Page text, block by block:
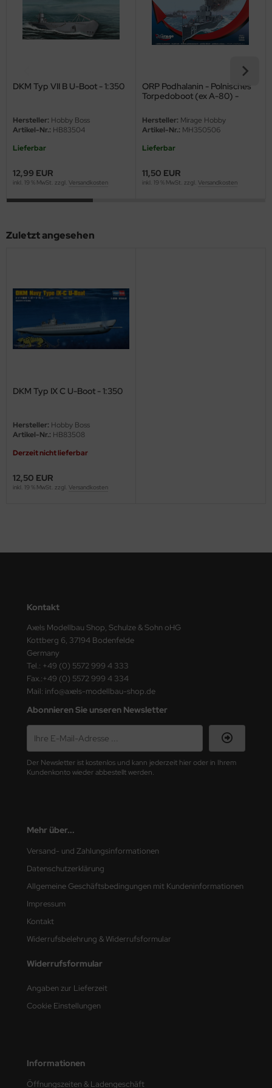
DKM Typ VII B U-Boot - 1:350
Hersteller: Hobby Boss
Artikel-Nr.: HB83504
Lieferbar
12,99 EUR
inkl. 19 % MwSt. zzgl. Versandkosten
ORP Podhalanin - Polnisches
Torpedoboot (ex A-80) -
Hersteller: Mirage Hobby
Artikel-Nr.: MH350506
Lieferbar
11,50 EUR
inkl. 19 % MwSt. zzgl. Versandkosten
Zuletzt angesehen
DKM Typ IX C U-Boot - 1:350
Hersteller: Hobby Boss
Artikel-Nr.: HB83508
Derzeit nicht lieferbar
12,50 EUR
inkl. 19 % MwSt. zzgl. Versandkosten
Kontakt
Axels Modellbau Shop, Schulze & Sohn oHG
Kottberg 6, 37194 Bodenfelde
Germany
Tel.: +49 (0) 5572 999 4 333
Fax.:+49 (0) 5572 999 4 334
Mail: info@axels-modellbau-shop.de
Abonnieren Sie unseren Newsletter
Der Newsletter ist kostenlos und kann jederzeit hier oder in Ihrem
Kundenkonto wieder abbestellt werden.
Mehr über...
Versand- und Zahlungsinformationen
Datenschutzerklärung
Allgemeine Geschäftsbedingungen mit Kundeninformationen
Impressum
Kontakt
Widerrufsbelehrung & Widerrufsformular
Widerrufsformular
Angaben zur Lieferzeit
Cookie Einstellungen
Informationen
Öffnungszeiten & Ladengeschäft
Models
Boss
Models
Model
Hawk Model
Box LTD
Model
Hobby
Models
Hobby
Hobbies
Nunu
Lights
Model